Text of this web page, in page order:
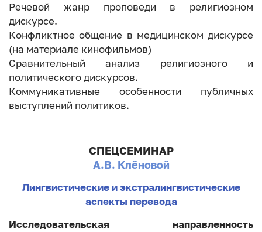
Речевой жанр проповеди в религиозном
дискурсе.
Конфликтное общение в медицинском дискурсе
(на материале кинофильмов)
Сравнительный анализ религиозного и
политического дискурсов.
Коммуникативные особенности публичных
выступлений политиков.
СПЕЦСЕМИНАР
А.В. Клёновой
Лингвистические и экстралингвистические
аспекты перевода
Исследовательская направленность